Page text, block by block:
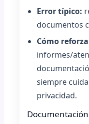
Error típico:
documentos
Cómo
informes/
siempre
privacidad.